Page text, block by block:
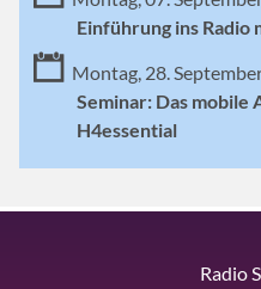
Einführung ins Radio
Montag, 28.
Seminar: Das mobile
H4essential
Radio